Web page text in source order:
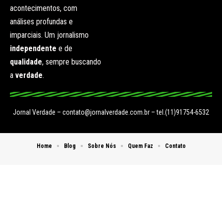
acontecimentos, com
análises profundas e
imparciais. Um jornalismo
independente e de
qualidade, sempre buscando
a verdade.
Jornal Verdade – contato@jornalverdade.com.br – tel.(11)91754-6532
Home Blog Sobre Nós Quem Faz Contato